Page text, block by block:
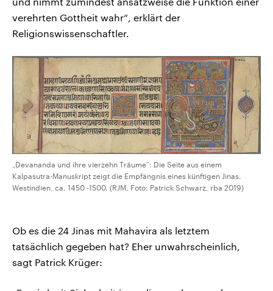
verehrten Gottheit wahr“, erklärt der
Religionswissenschaftler.
„Devananda und ihre vierzehn Träume“: Die Seite aus einem
Kalpasutra-Manuskript zeigt die Empfängnis eines künftigen Jinas.
Westindien, ca. 1450 -1500. (RJM, Foto: Patrick Schwarz, rba 2019)
Ob es die 24 Jinas mit Mahavira als letztem
tatsächlich gegeben hat? Eher unwahrscheinlich,
sagt Patrick Krüger: